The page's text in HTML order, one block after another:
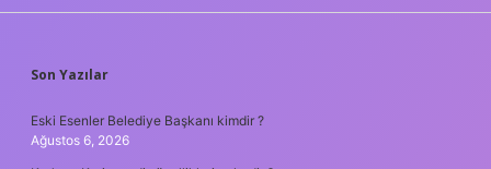
SIDEBAR
Son Yazılar
Eski Esenler Belediye Başkanı kimdir ?
Ağustos 6, 2026